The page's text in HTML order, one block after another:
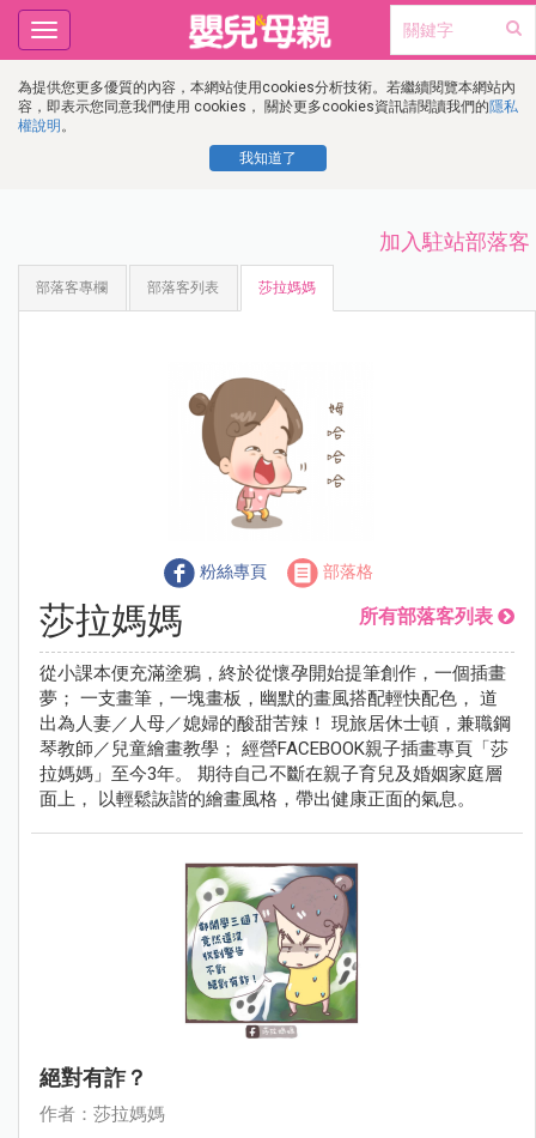
為提供您更多優質的內容，本網站使用cookies分析技術。若繼續閱覽本網站內
容，即表示您同意我們使用 cookies， 關於更多cookies資訊請閱讀我們的隱私
權說明 。
我知道了
Toggle
navigation
加入駐站部落客
部落客專欄 部落客列表 莎拉媽媽
粉絲專頁 部落格
莎拉媽媽 所有部落客列表
從小課本便充滿塗鴉，終於從懷孕開始提筆創作，一個插畫
夢； 一支畫筆，一塊畫板，幽默的畫風搭配輕快配色， 道
出為人妻／人母／媳婦的酸甜苦辣！ 現旅居休士頓，兼職鋼
琴教師／兒童繪畫教學； 經營FACEBOOK親子插畫專頁「莎
拉媽媽」至今3年。 期待自己不斷在親子育兒及婚姻家庭層
面上， 以輕鬆詼諧的繪畫風格，帶出健康正面的氣息。
絕對有詐？
作者：莎拉媽媽